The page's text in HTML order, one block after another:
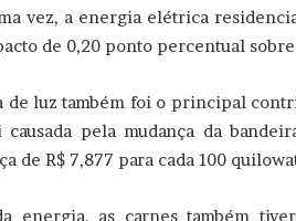
vez, a energia elétrica
de 0,20 ponto percentual
de luz também foi o principal
causada pela mudança da
de R$ 7,877 para cada 100
energia, as carnes também